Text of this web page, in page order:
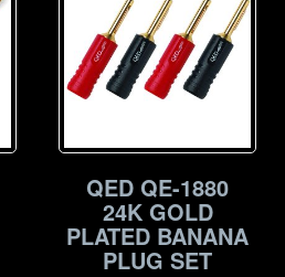
QED QE-1880
24K GOLD
PLATED BANANA
PLUG SET